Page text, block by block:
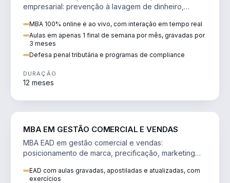
empresarial: prevenção à lavagem de dinheiro,
MBA 100% online e ao vivo, com interação em tempo real
Aulas em apenas 1 final de semana por mês, gravadas por
3 meses
Defesa penal tributária e programas de compliance
DURAÇÃO
12 meses
MBA EM GESTÃO COMERCIAL E VENDAS
MBA EAD em gestão comercial e vendas:
posicionamento de marca, precificação, marketing
EAD com aulas gravadas, apostiladas e atualizadas, com
exercícios